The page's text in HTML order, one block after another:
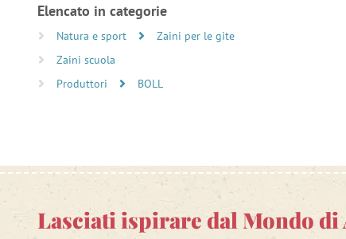
Elencato in categorie
Natura e sport
Zaini per le gite
Zaini scuola
Produttori
BOLL
Lasciati ispirare dal Mondo di